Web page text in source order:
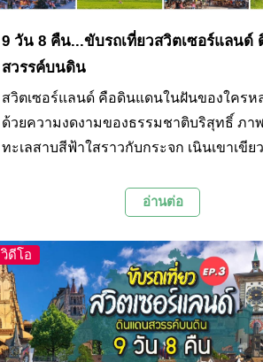
9 วัน 8 คืน...ขับรถเที่ยวสวิตเซอร์แลนด์
สวรรค์บนดิน
สวิตเซอร์แลนด์ คือดินแดนในฝันของใครห
ด้วยความงดงามของธรรมชาติบริสุทธิ์ ภา
ทะเลสาบสีฟ้าใสราวกับกระจก เนินเขาเขีย
เขาที่ปกคลุมด้วยหิมะสีขาวเป็นแนวยาวโอ
แดนที่ได้ชื่อว่าเป็นหลังคาของทวีปยุโรปแห่ง
จนถึงความรุ่มรวยทางประวัติศาสตร์ วัฒน
สถาปัตยกรรมเก่าแก่ตามเมืองต่างๆ ล้วนแ
ดึงดูดให้ใครต่อใครอยากเดินทางมาเยือนสั
อ่านต่อ
วิดีโอ